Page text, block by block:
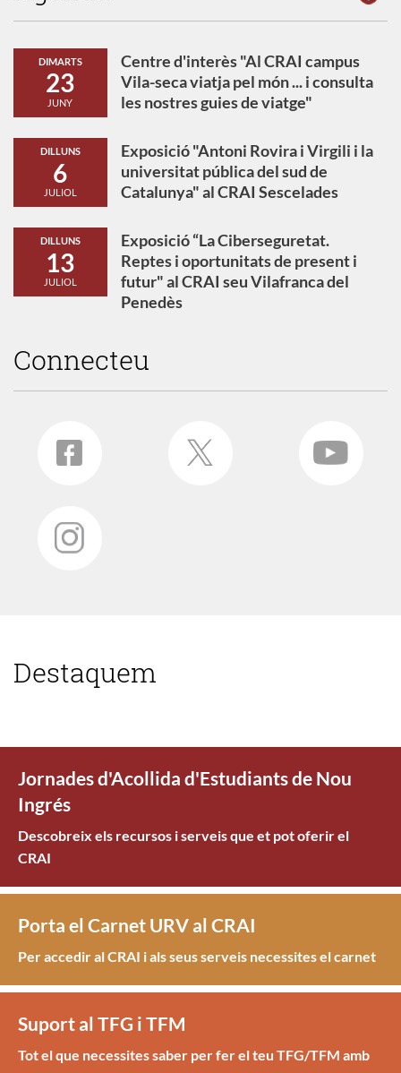
DIMARTS
23
JUNY
Centre d'interès "Al CRAI campus
Vila-seca viatja pel món ... i consulta
les nostres guies de viatge"
DILLUNS
6
JULIOL
Exposició "Antoni Rovira i Virgili i la
universitat pública del sud de
Catalunya" al CRAI Sescelades
DILLUNS
13
JULIOL
Exposició “La Ciberseguretat.
Reptes i oportunitats de present i
futur" al CRAI seu Vilafranca del
Penedès
Connecteu
Destaquem
Jornades d'Acollida d'Estudiants de Nou
Ingrés
Descobreix els recursos i serveis que et pot oferir el
CRAI
Porta el Carnet URV al CRAI
Per accedir al CRAI i als seus serveis necessites el carnet
Suport al TFG i TFM
Tot el que necessites saber per fer el teu TFG/TFM amb